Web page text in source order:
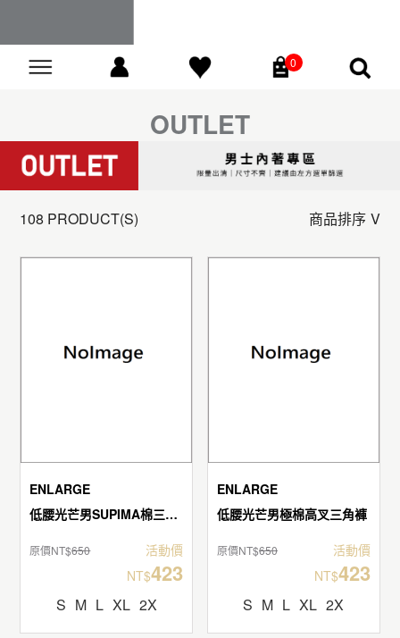
0
OUTLET
108 PRODUCT(S) 商品排序
ENLARGE
低腰光芒男SUPIMA棉三角褲
原價NT$650
活動價
NT$423
S M L XL 2X
ENLARGE
低腰光芒男極棉高叉三角褲
原價NT$650
活動價
NT$423
S M L XL 2X